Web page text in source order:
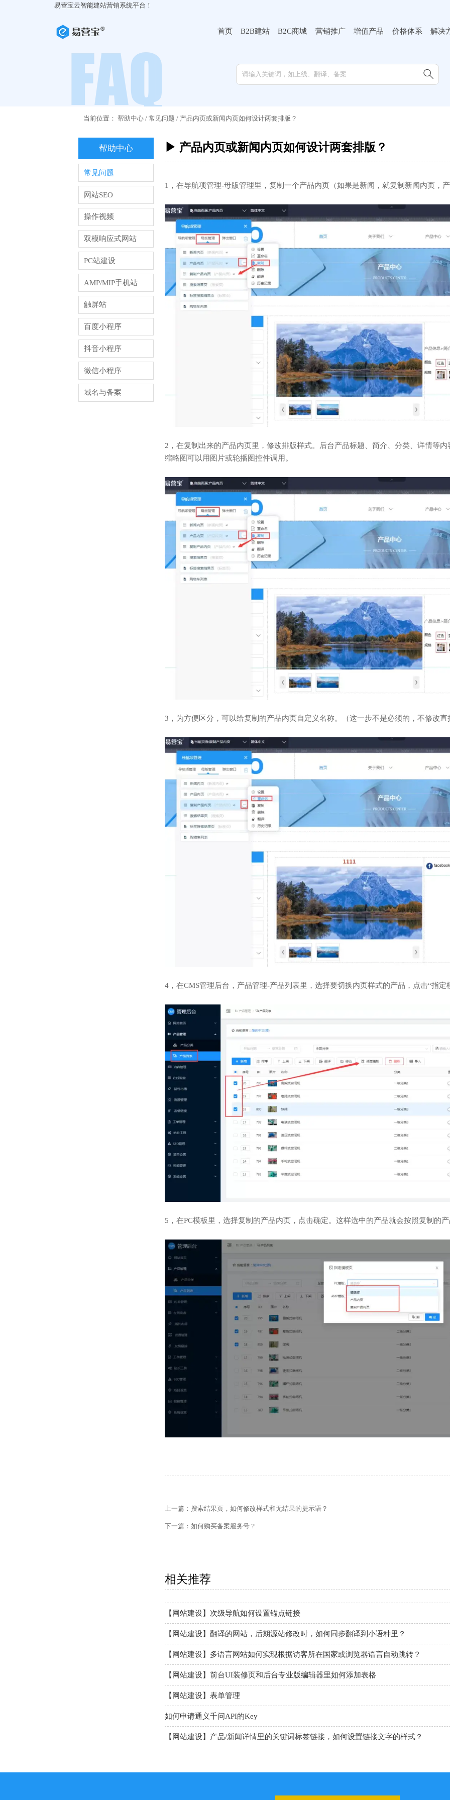
易营宝云智能建站营销系统平台！
首页 B2B建站 B2C商城 营销推广 增值产品 价格体系 解决

当前位置： 帮助中心/ 常见问题 / 产品内页或新闻内页如何设计两套排版？
帮助中心
常见问题
网站SEO
操作视频
双模响应式网站
PC站建设
AMP/MIP手机站
触屏站
百度小程序
抖音小程序
微信小程序
域名与备案
▶ 产品内页或新闻内页如何设计两套排版？
1，在导航项管理-母版管理里，复制一个产品内页（如果是新闻，就复制新闻内页，
2，在复制出来的产品内页里，修改排版样式。后台产品标题、简介、分类、详情等
缩略图可以用图片或轮播图控件调用。
3，为方便区分，可以给复制的产品内页自定义名称。（这一步不是必须的，不修改
4，在CMS管理后台，产品管理-产品列表里，选择要切换内页样式的产品，点击“指定
5，在PC模板里，选择复制的产品内页，点击确定。这样选中的产品就会按照复制的
上一篇： 搜索结果页，如何修改样式和无结果的提示语？
下一篇： 如何购买备案服务号？
相关推荐
【外贸网站建设】使用独立域名和子目录上线多语言网站的区别
【网站建设】网站做好后如何绑定域名、选服务器上线（网站如何上线）？
【网站建设】翻译的网站，后期源站修改时，如何同步翻译到小语种里？
【网站建设】多语言网站如何实现根据访客所在国家或浏览器语言自动跳转？
【网站建设】前台UI装修页和后台专业版编辑器里如何添加表格
【网站建设】表单管理
如何申请通义千问API的Key
【网站建设】产品/新闻详情里的关键词标签链接，如何设置链接文字的样式？
【网站建设】AI 代码助手